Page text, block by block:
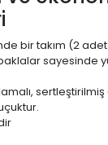
bir takım (2
sayesinde
sertleştirilmiş